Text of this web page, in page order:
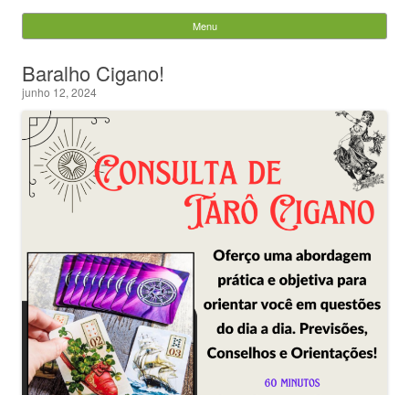
Evandro Legramonte
Menu
Baralho Cigano!
junho 12, 2024